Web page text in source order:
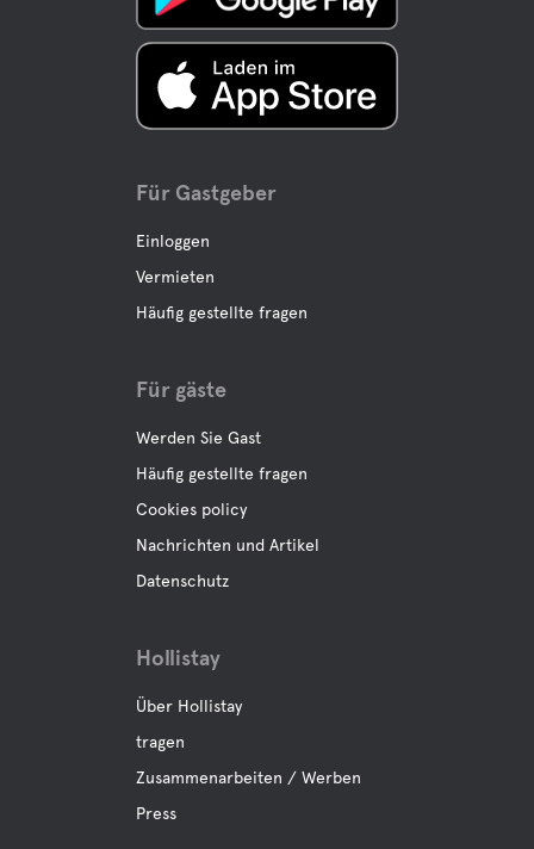
Für Gastgeber
Einloggen
Vermieten
Häufig gestellte fragen
Für gäste
Werden Sie Gast
Häufig gestellte fragen
Cookies policy
Nachrichten und Artikel
Datenschutz
Hollistay
Über Hollistay
tragen
Zusammenarbeiten / Werben
Press